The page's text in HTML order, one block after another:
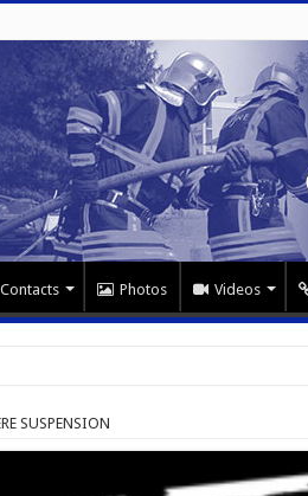
Contacts Photos Videos
SUSPENSION